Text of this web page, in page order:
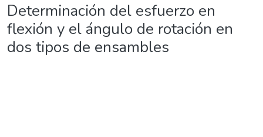
Determinación del esfuerzo en
flexión y el ángulo de rotación en
dos tipos de ensambles